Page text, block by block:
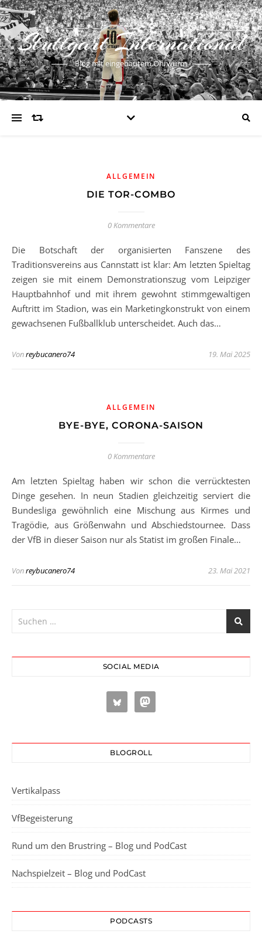
Stuttgart International
Blog mit eingebautem Ohrwurm
ALLGEMEIN
DIE TOR-COMBO
0 Kommentare
Die Botschaft der organisierten Fanszene des
Traditionsvereins aus Cannstatt ist klar: Am letzten Spieltag
zeigen sie mit einem Demonstrationszug vom Leipziger
Hauptbahnhof und mit ihrem gewohnt stimmgewaltigen
Auftritt im Stadion, was ein Marketingkonstrukt von einem
gewachsenen Fußballklub unterscheidet. Auch das…
Vonreybucanero74 19. Mai 2025
ALLGEMEIN
BYE-BYE, CORONA-SAISON
0 Kommentare
Am letzten Spieltag haben wir schon die verrücktesten
Dinge gesehen. In neun Stadien gleichzeitig serviert die
Bundesliga gewöhnlich eine Mischung aus Kirmes und
Tragödie, aus Größenwahn und Abschiedstournee. Dass
der VfB in dieser Saison nur als Statist im großen Finale…
Vonreybucanero74 23. Mai 2021
SOCIAL MEDIA
BLOGROLL
Vertikalpass
VfBegeisterung
Rund um den Brustring – Blog und PodCast
Nachspielzeit – Blog und PodCast
PODCASTS